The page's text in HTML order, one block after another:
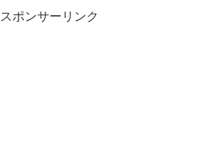
スポンサーリンク